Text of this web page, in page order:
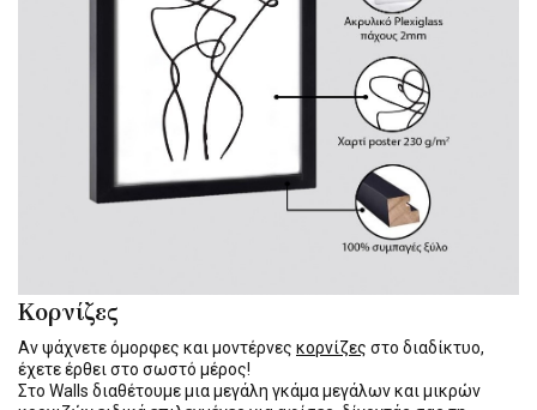
Κορνίζες
Αν ψάχνετε όμορφες και μοντέρνες κορνίζες στο διαδίκτυο,
έχετε έρθει στο σωστό μέρος!
Στο Walls διαθέτουμε μια μεγάλη γκάμα μεγάλων και μικρών